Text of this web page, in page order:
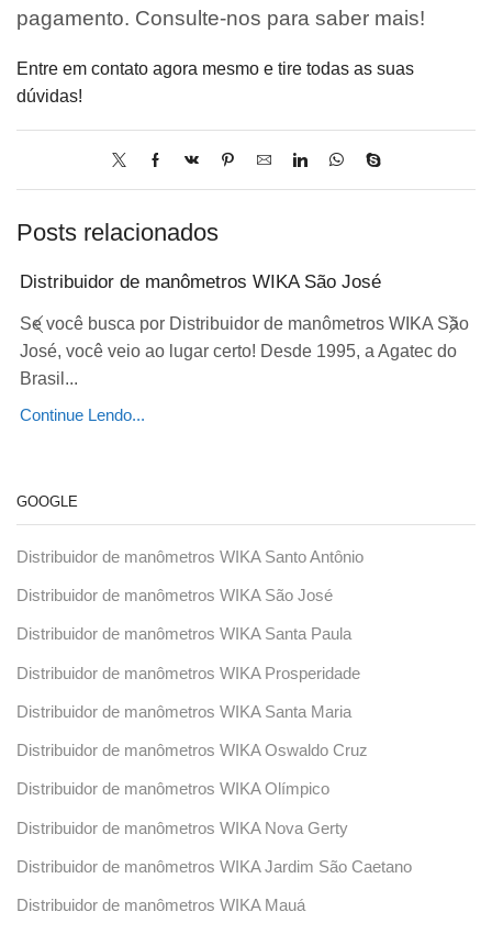
pagamento. Consulte-nos para saber mais!
Entre em contato agora mesmo e tire todas as suas
dúvidas!
Posts relacionados
Distribuidor de manômetros WIKA São José
Se você busca por Distribuidor de manômetros WIKA São
José, você veio ao lugar certo! Desde 1995, a Agatec do
Brasil...
Continue Lendo...
GOOGLE
Distribuidor de manômetros WIKA Santo Antônio
Distribuidor de manômetros WIKA São José
Distribuidor de manômetros WIKA Santa Paula
Distribuidor de manômetros WIKA Prosperidade
Distribuidor de manômetros WIKA Santa Maria
Distribuidor de manômetros WIKA Oswaldo Cruz
Distribuidor de manômetros WIKA Olímpico
Distribuidor de manômetros WIKA Nova Gerty
Distribuidor de manômetros WIKA Jardim São Caetano
Distribuidor de manômetros WIKA Mauá